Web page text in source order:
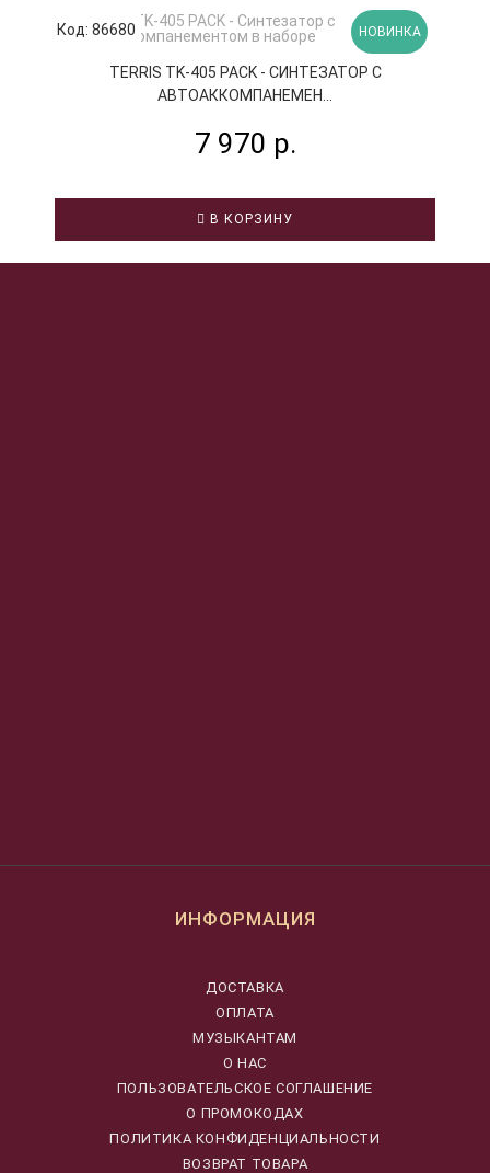
Код: 86680 НОВИНКА
TERRIS TK-405 PACK - СИНТЕЗАТОР С
АВТОАККОМПАНЕМЕН...
7 970 р.
В КОРЗИНУ
ИНФОРМАЦИЯ
ДОСТАВКА
ОПЛАТА
МУЗЫКАНТАМ
О НАС
ПОЛЬЗОВАТЕЛЬСКОЕ СОГЛАШЕНИЕ
О ПРОМОКОДАХ
ПОЛИТИКА КОНФИДЕНЦИАЛЬНОСТИ
ВОЗВРАТ ТОВАРА